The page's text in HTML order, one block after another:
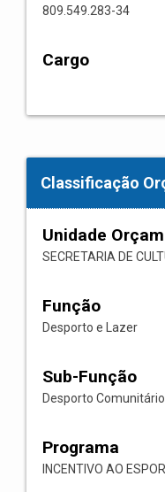
809.549.283-34
Cargo
Classificação
Unidade
SECRETARIA DE
Função
Desporto e Lazer
Sub-Função
Desporto Comunitário
Programa
INCENTIVO AO